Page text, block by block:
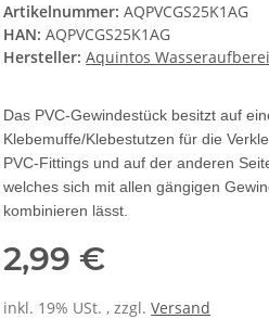
Artikelnummer:AQPVCGS25K1AG
HAN: AQPVCGS25K1AG
Hersteller: Aquintos
Das PVC-Gewindestück besitzt auf
Klebemuffe/Klebestutzen für die
PVC-Fittings und auf der anderen
welches sich mit allen gängigen
kombinieren lässt.
2,99 €
inkl. 19% USt. , zzgl.Versand